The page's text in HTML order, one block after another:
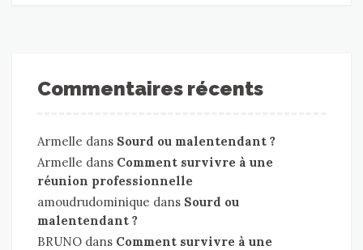
Commentaires récents
Armelle dans Sourd ou malentendant ?
Armelle dans Comment survivre à une
réunion professionnelle
amoudrudominique dans Sourd ou
malentendant ?
BRUNO dans Comment survivre à une